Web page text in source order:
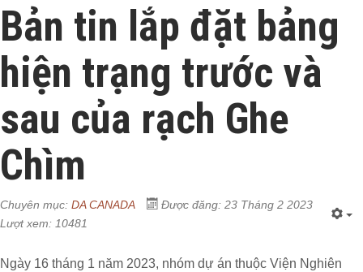
Bản tin lắp đặt bảng
hiện trạng trước và
sau của rạch Ghe
Chìm
Chuyên mục: DA CANADA
Được đăng: 23 Tháng 2 2023
Lượt xem: 10481
Ngày 16 tháng 1 năm 2023, nhóm dự án thuộc Viện Nghiên